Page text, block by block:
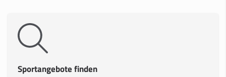
Sportangebote finden